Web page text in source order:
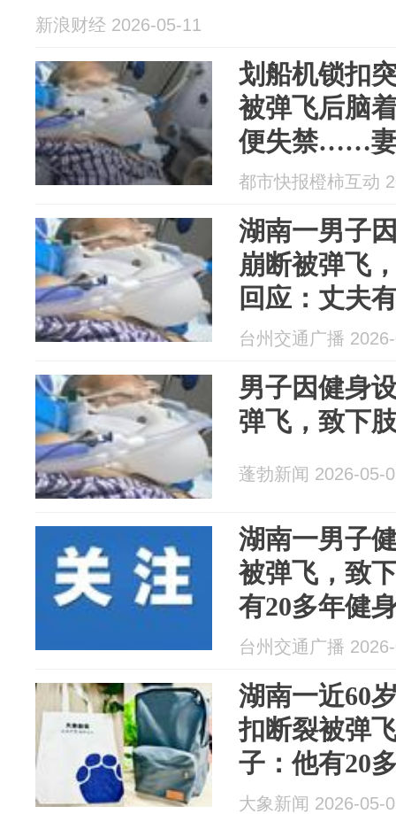
新浪财经 2026-05-11
划船机锁扣
被弹飞后脑
便失禁……妻
健身经验，
都市快报橙柿互动
湖南一男子
崩断被弹飞
回应：丈夫
健身房称硬
台州交通广播
男子因健身
弹飞，致下
蓬勃新闻 2026-05-
湖南一男子
被弹飞，致
有20多年健
盘损坏，无
台州交通广播
湖南一近60
扣断裂被弹
子：他有20
房说硬盘损
大象新闻 2026-05-